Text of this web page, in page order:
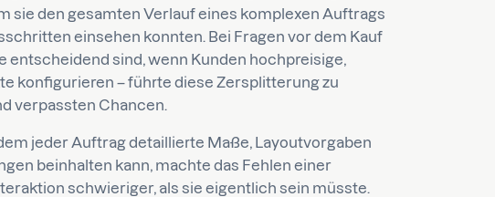
sie den gesamten Verlauf eines komplexen Auftrags
einsehen konnten. Bei Fragen vor dem Kauf
entscheidend sind, wenn Kunden hochpreisige,
konfigurieren – führte diese Zersplitterung zu
verpassten Chancen.
jeder Auftrag detaillierte Maße, Layoutvorgaben
beinhalten kann, machte das Fehlen einer
schwieriger, als sie eigentlich sein müsste.